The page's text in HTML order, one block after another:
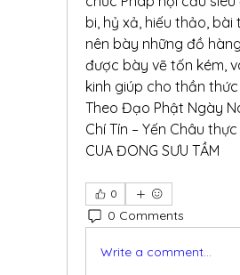
bi, hỷ xả, hiếu thảo,
nên bày những đồ
được bày vẽ tốn kém,
kinh giúp cho thần
Theo Đạo Phật Ngày
Chí Tín – Yến Châu
CUA ĐONG SƯU TẦM
0
0 Comments
Write a comment...